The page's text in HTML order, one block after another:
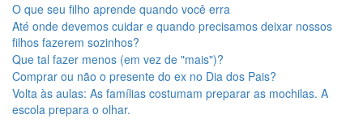
O que seu filho aprende quando você erra
Até onde devemos cuidar e quando precisamos deixar nossos
filhos fazerem sozinhos?
Que tal fazer menos (em vez de "mais")?
Comprar ou não o presente do ex no Dia dos Pais?
Volta às aulas: As famílias costumam preparar as mochilas. A
escola prepara o olhar.